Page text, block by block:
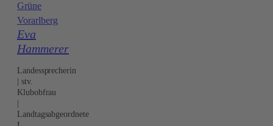
Grüne
Vorarlberg
Eva
Hammerer
Landessprecherin
| stv.
Klubobfrau
Landtagsabgeordnete